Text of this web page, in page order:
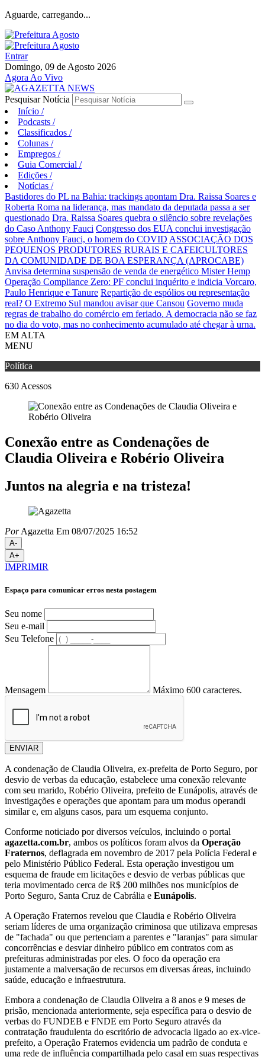
Aguarde, carregando...
Entrar
Domingo, 09 de Agosto 2026
Agora Ao Vivo
Pesquisar Notícia
Início /
Podcasts /
Classificados /
Colunas /
Empregos /
Guia Comercial /
Edições /
Notícias /
Bastidores do PL na Bahia: trackings apontam Dra. Raissa Soares e
Roberta Roma na liderança, mas mandato da deputada passa a ser
questionado Dra. Raissa Soares quebra o silêncio sobre revelações
do Caso Anthony Fauci Congresso dos EUA conclui investigação
sobre Anthony Fauci, o homem do COVID ASSOCIAÇÃO DOS
PEQUENOS PRODUTORES RURAIS E CAFEICULTORES
DA COMUNIDADE DE BOA ESPERANÇA (APROCABE)
Anvisa determina suspensão de venda de energético Mister Hemp
Operação Compliance Zero: PF conclui inquérito e indicia Vorcaro,
Paulo Henrique e Tanure Repartição de espólios ou representação
real? O Extremo Sul mandou avisar que Cansou Governo muda
regras de trabalho do comércio em feriado. A democracia não se faz
no dia do voto, mas no conhecimento acumulado até chegar à urna.
EM ALTA
MENU
Política
630 Acessos
Conexão entre as Condenações de
Claudia Oliveira e Robério Oliveira
Juntos na alegria e na tristeza!
PorAgazetta Em 08/07/2025 16:52
A-
A+
IMPRIMIR
Espaço para comunicar erros nesta postagem
Seu nome
Seu e-mail
Seu Telefone
Mensagem Máximo 600 caracteres.
ENVIAR
A condenação de Claudia Oliveira, ex-prefeita de Porto Seguro, por
desvio de verbas da educação, estabelece uma conexão relevante
com seu marido, Robério Oliveira, prefeito de Eunápolis, através de
investigações e operações que apontam para um modus operandi
similar e, em alguns casos, para um esquema conjunto.
Conforme noticiado por diversos veículos, incluindo o portal
agazetta.com.br, ambos os políticos foram alvos da Operação
Fraternos, deflagrada em novembro de 2017 pela Polícia Federal e
pelo Ministério Público Federal. Esta operação investigou um
esquema de fraude em licitações e desvio de verbas públicas que
teria movimentado cerca de R$ 200 milhões nos municípios de
Porto Seguro, Santa Cruz de Cabrália e Eunápolis.
A Operação Fraternos revelou que Claudia e Robério Oliveira
seriam líderes de uma organização criminosa que utilizava empresas
de "fachada" ou que pertenciam a parentes e "laranjas" para simular
concorrências e desviar dinheiro público em contratos com as
prefeituras administradas por eles. O foco da operação era
justamente a malversação de recursos em diversas áreas, incluindo
saúde, educação e infraestrutura.
Embora a condenação de Claudia Oliveira a 8 anos e 9 meses de
prisão, mencionada anteriormente, seja específica para o desvio de
verbas do FUNDEB e FNDE em Porto Seguro através da
contratação fraudulenta do escritório de advocacia ligado ao ex-vice-
prefeito, a Operação Fraternos evidencia um padrão de conduta e
uma rede de influência compartilhada pelo casal em suas respectivas